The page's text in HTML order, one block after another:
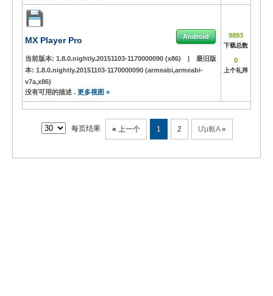
MX Player Pro Android
当前版本: 1.8.0.nightly.20151103-1170000090 (x86) |
最旧版
本: 1.8.0.nightly.20151103-1170000090 (armeabi,armeabi-
v7a,x86)
没有可用的描述 . 更多视图 »
9893
下载总数
0
上个礼拜
每页结果 « 上一个 1 2 Ưμ㼯A»